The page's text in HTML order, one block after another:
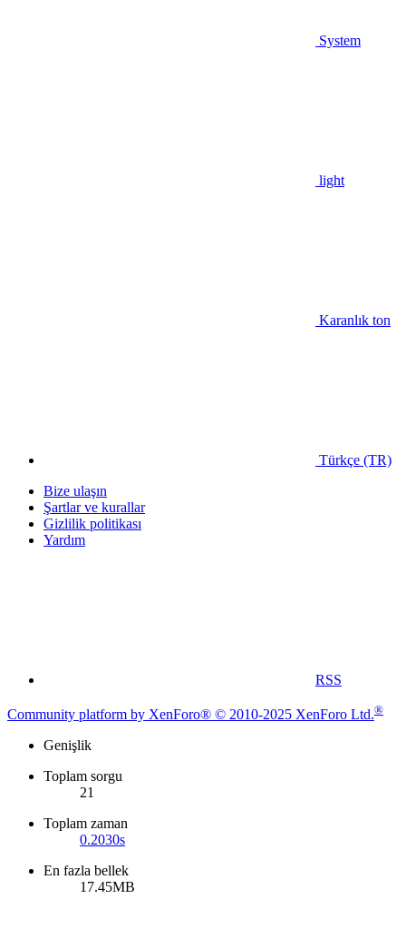
System
light
Karanlık ton
Türkçe (TR)
Bize ulaşın
Şartlar ve kurallar
Gizlilik politikası
Yardım
RSS
Community platform by XenForo® © 2010-2025 XenForo Ltd.®
Genişlik
Toplam sorgu
21
Toplam zaman
0.2030s
En fazla bellek
17.45MB